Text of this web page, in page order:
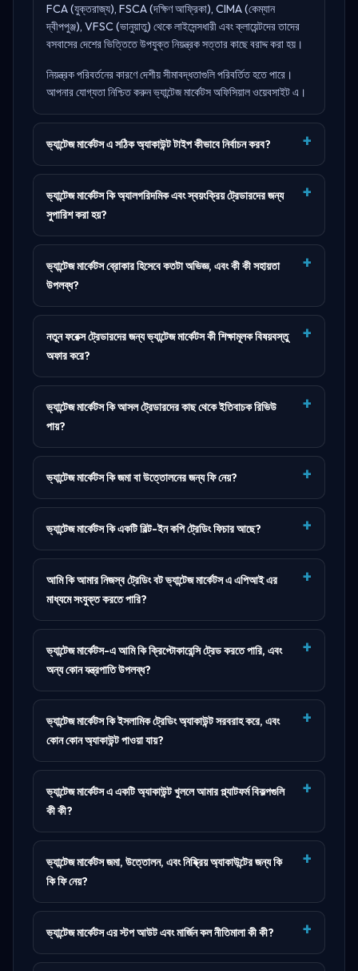
FCA (যুক্তরাজ্য), FSCA (দক্ষিণ আফ্রিকা), CIMA (কেম্যান
দ্বীপপুঞ্জ), VFSC (ভানুয়াতু) থেকে লাইসেন্সধারী এবং ক্লায়েন্টদের তাদের
বসবাসের দেশের ভিত্তিতে উপযুক্ত নিয়ন্ত্রক সত্তার কাছে বরাদ্দ করা হয়।
নিয়ন্ত্রক পরিবর্তনের কারণে দেশীয় সীমাবদ্ধতাগুলি পরিবর্তিত হতে পারে।
আপনার যোগ্যতা নিশ্চিত করুনভ্যান্টেজ মার্কেটস অফিসিয়াল ওয়েবসাইটএ।
ভ্যান্টেজ মার্কেটস এ সঠিক অ্যাকাউন্ট টাইপ কীভাবে নির্বাচন করব?
ভ্যান্টেজ মার্কেটস কি অ্যালগরিদমিক এবং স্বয়ংক্রিয় ট্রেডারদের জন্য
সুপারিশ করা হয়?
ভ্যান্টেজ মার্কেটস ব্রোকার হিসেবে কতটা অভিজ্ঞ, এবং কী কী সহায়তা
উপলব্ধ?
নতুন ফরেক্স ট্রেডারদের জন্য ভ্যান্টেজ মার্কেটস কী শিক্ষামূলক বিষয়বস্তু
অফার করে?
ভ্যান্টেজ মার্কেটস কি আসল ট্রেডারদের কাছ থেকে ইতিবাচক রিভিউ
পায়?
ভ্যান্টেজ মার্কেটস কি জমা বা উত্তোলনের জন্য ফি নেয়?
ভ্যান্টেজ মার্কেটস কি একটি বিল্ট-ইন কপি ট্রেডিং ফিচার আছে?
আমি কি আমার নিজস্ব ট্রেডিং বট ভ্যান্টেজ মার্কেটস এ এপিআই এর
মাধ্যমে সংযুক্ত করতে পারি?
ভ্যান্টেজ মার্কেটস-এ আমি কি ক্রিপ্টোকারেন্সি ট্রেড করতে পারি, এবং
অন্য কোন যন্ত্রপাতি উপলব্ধ?
ভ্যান্টেজ মার্কেটস কি ইসলামিক ট্রেডিং অ্যাকাউন্ট সরবরাহ করে, এবং
কোন কোন অ্যাকাউন্ট পাওয়া যায়?
ভ্যান্টেজ মার্কেটস এ একটি অ্যাকাউন্ট খুললে আমার প্ল্যাটফর্ম বিকল্পগুলি
কী কী?
ভ্যান্টেজ মার্কেটস জমা, উত্তোলন, এবং নিষ্ক্রিয় অ্যাকাউন্টের জন্য কি
কি ফি নেয়?
ভ্যান্টেজ মার্কেটস এর স্টপ আউট এবং মার্জিন কল নীতিমালা কী কী?